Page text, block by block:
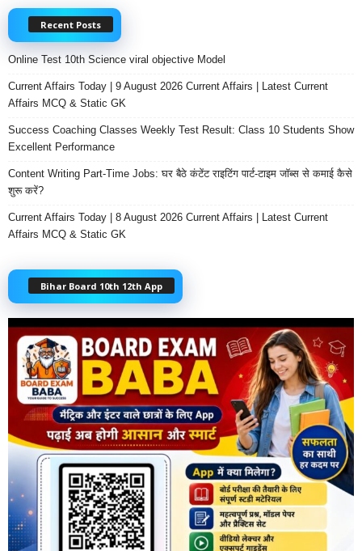
Recent Posts
Online Test 10th Science viral objective Model
Current Affairs Today | 9 August 2026 Current Affairs | Latest Current
Affairs MCQ & Static GK
Success Coaching Classes Weekly Test Result: Class 10 Students Show
Excellent Performance
Content Writing Part-Time Jobs: घर बैठे कंटेंट राइटिंग पार्ट-टाइम जॉब्स से कमाई कैसे
शुरू करें?
Current Affairs Today | 8 August 2026 Current Affairs | Latest Current
Affairs MCQ & Static GK
Bihar Board 10th 12th App